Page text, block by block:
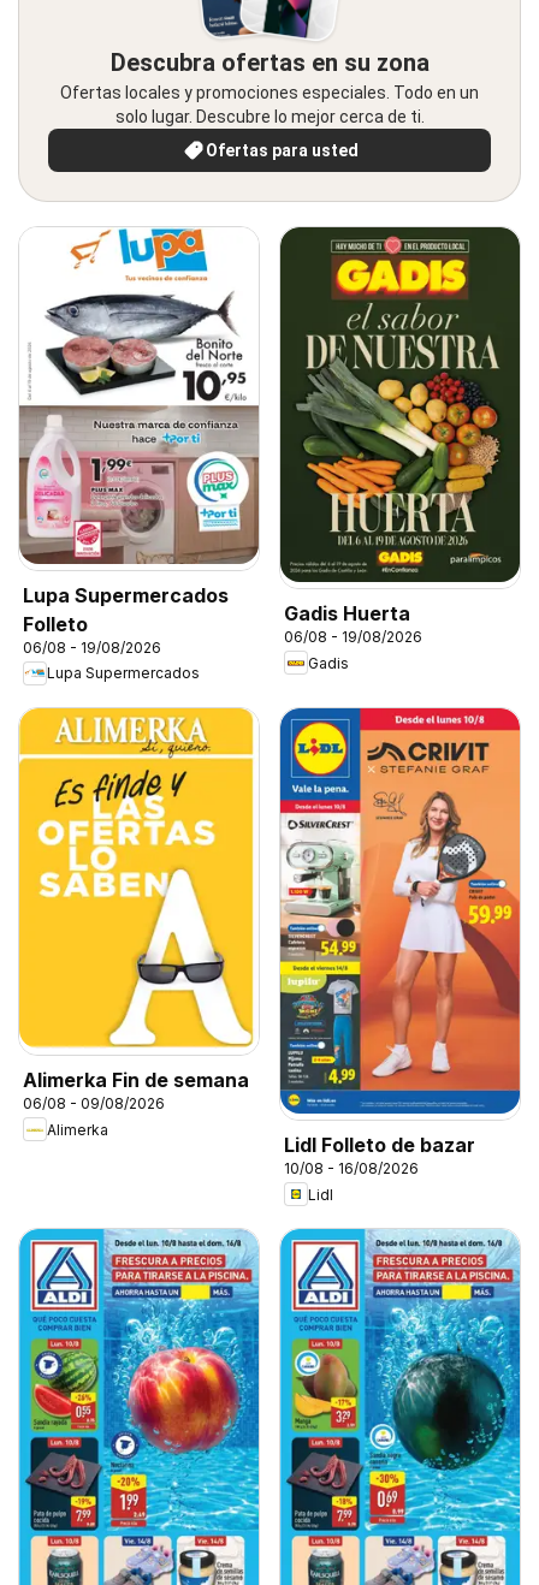
Descubra ofertas en su zona
Ofertas locales y promociones especiales. Todo en un
solo lugar. Descubre lo mejor cerca de ti.
Ofertas para usted
Lupa Supermercados
Folleto
06/08 - 19/08/2026
Lupa Supermercados
Gadis Huerta
06/08 - 19/08/2026
Gadis
Alimerka Fin de semana
06/08 - 09/08/2026
Alimerka
Lidl Folleto de bazar
10/08 - 16/08/2026
Lidl